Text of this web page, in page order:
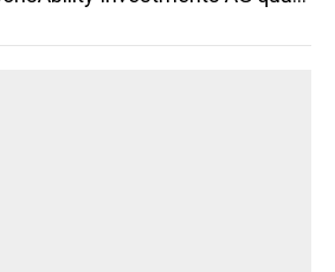
và tiếp cận thêm nguồn vốn
Investments AG quản